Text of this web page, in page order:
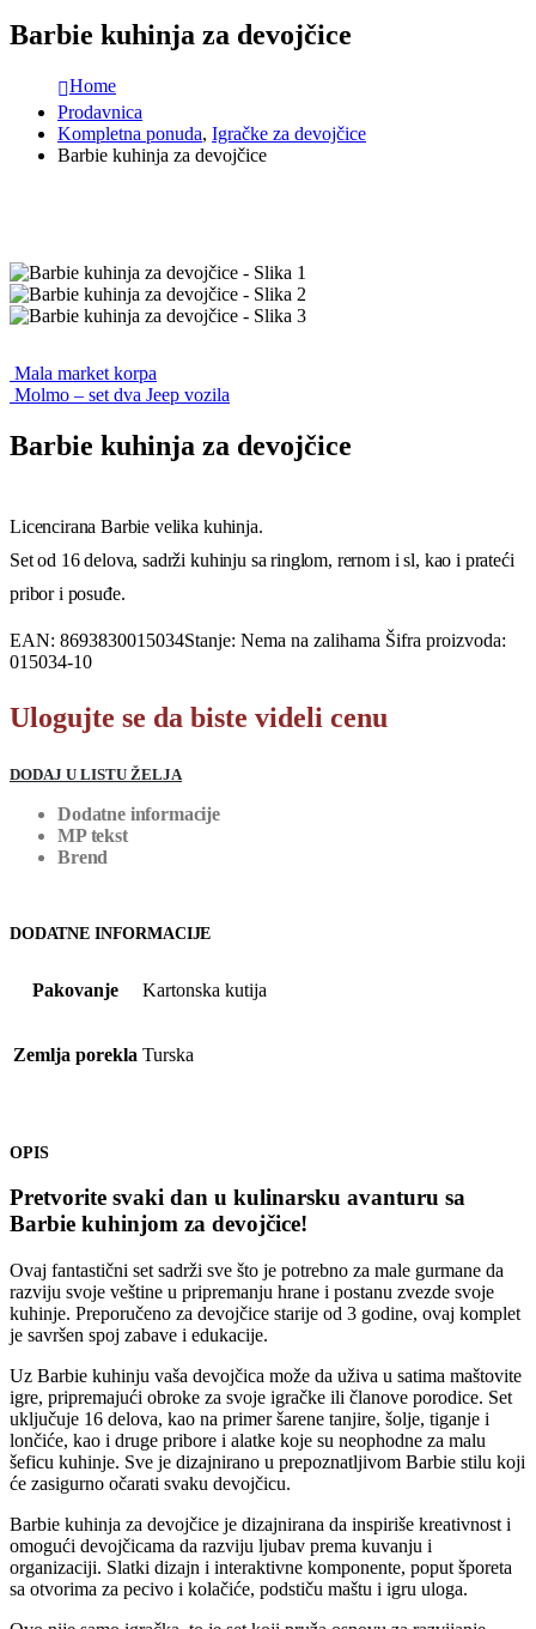
Barbie kuhinja za devojčice
Home
Prodavnica
Kompletna ponuda, Igračke za devojčice
Barbie kuhinja za devojčice
Mala market korpa
Molmo – set dva Jeep vozila
Barbie kuhinja za devojčice
Licencirana Barbie velika kuhinja.
Set od 16 delova, sadrži kuhinju sa ringlom, rernom i sl, kao i prateći
pribor i posuđe.
EAN: 8693830015034Stanje: Nema na zalihama Šifra proizvoda:
015034-10
Ulogujte se da biste videli cenu
DODAJ U LISTU ŽELJA
Dodatne informacije
MP tekst
Brend
DODATNE INFORMACIJE
Pakovanje Kartonska kutija
Zemlja porekla Turska
OPIS
Pretvorite svaki dan u kulinarsku avanturu sa
Barbie kuhinjom za devojčice!
Ovaj fantastični set sadrži sve što je potrebno za male gurmane da
razviju svoje veštine u pripremanju hrane i postanu zvezde svoje
kuhinje. Preporučeno za devojčice starije od 3 godine, ovaj komplet
je savršen spoj zabave i edukacije.
Uz Barbie kuhinju vaša devojčica može da uživa u satima maštovite
igre, pripremajući obroke za svoje igračke ili članove porodice. Set
uključuje 16 delova, kao na primer šarene tanjire, šolje, tiganje i
lončiće, kao i druge pribore i alatke koje su neophodne za malu
šeficu kuhinje. Sve je dizajnirano u prepoznatljivom Barbie stilu koji
će zasigurno očarati svaku devojčicu.
Barbie kuhinja za devojčice je dizajnirana da inspiriše kreativnost i
omogući devojčicama da razviju ljubav prema kuvanju i
organizaciji. Slatki dizajn i interaktivne komponente, poput šporeta
sa otvorima za pecivo i kolačiće, podstiču maštu i igru uloga.